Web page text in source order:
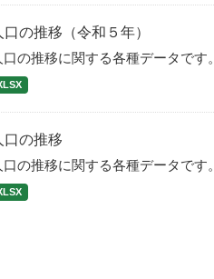
口の推移（令和５年）
口の推移に関する各種データです。
口の推移
口の推移に関する各種データです。